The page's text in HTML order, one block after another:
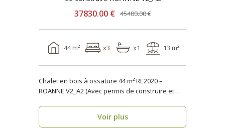
37830.00 € 45400.00 €
44 m² x3 x1 13 m²
Chalet en bois à ossature 44 m² RE2020 –
ROANNE V2_A2 (Avec permis de construire et
Voir plus